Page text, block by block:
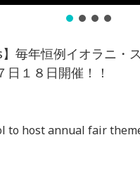
】毎年恒例イオラニ・
日１８日開催！！
to host annual fair